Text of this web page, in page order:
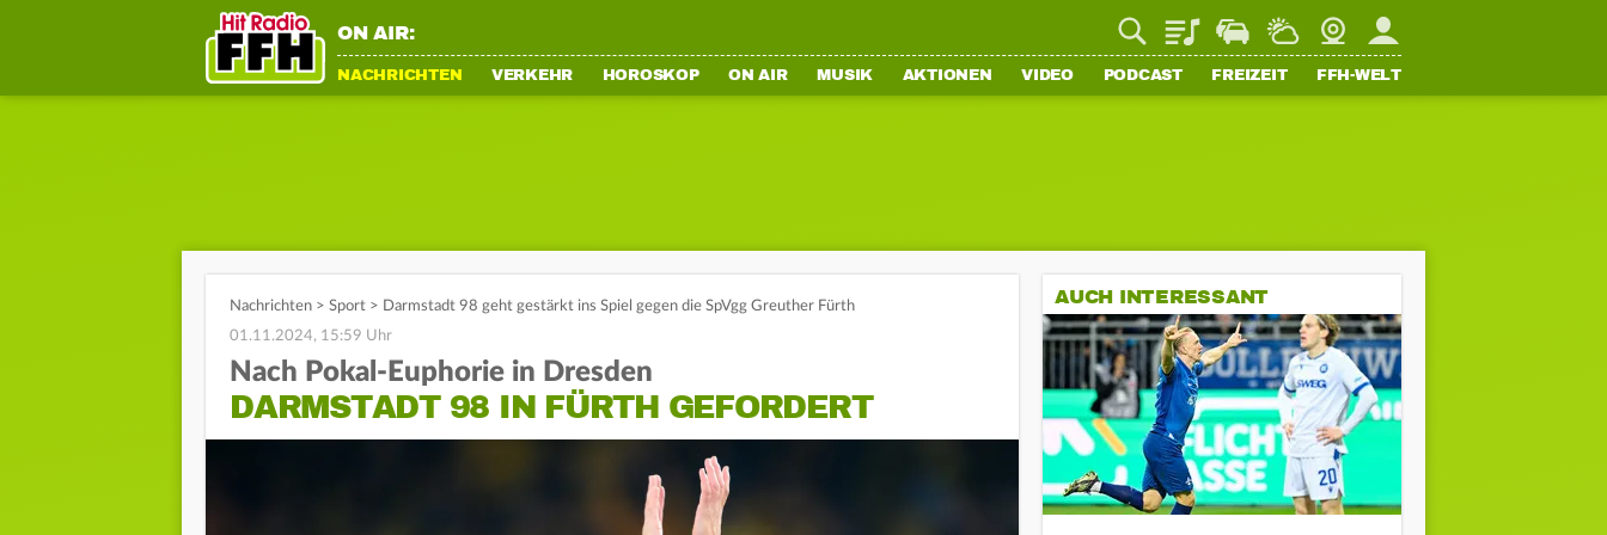
ON AIR: PlaylistStaupilotWetterWebcamMein FFH
NACHRICHTEN VERKEHR HOROSKOP ON AIR MUSIK AKTIONEN VIDEO PODCAST FREIZEIT FFH-WELT
Nachrichten > Sport > Darmstadt 98 geht gestärkt ins Spiel gegen die SpVgg Greuther Fürth
01.11.2024, 15:59 Uhr
Nach Pokal-Euphorie in Dresden
DARMSTADT 98 IN FÜRTH GEFORDERT
AUCH INTERESSANT